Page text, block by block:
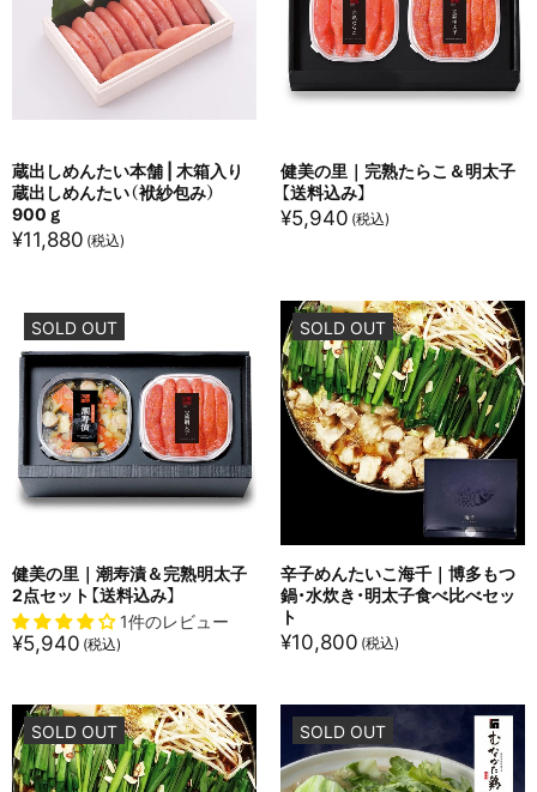
蔵出しめんたい本舗 | 木箱入り
蔵出しめんたい（袱紗包み）
900ｇ
¥11,880
健美の里｜完熟たらこ＆明太子
【送料込み】
¥5,940
SOLD OUT
健美の里｜潮寿漬＆完熟明太子
2点セット【送料込み】
1件のレビュー
¥5,940
SOLD OUT
辛子めんたいこ海千｜博多もつ
鍋・水炊き・明太子食べ比べセッ
ト
¥10,800
SOLD OUT SOLD OUT